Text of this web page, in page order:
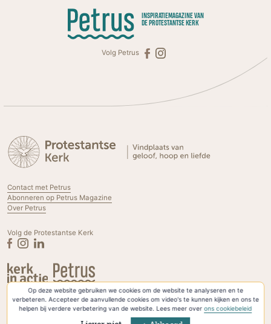
Op deze website gebruiken we cookies om de website te analyseren en te
verbeteren. Accepteer de aanvullende cookies om video's te kunnen kijken en ons te
helpen bij verdere verbetering van de website. Lees meer overons cookiebeleid
INSPIRATIEMAGAZINE VAN
DE PROTESTANTSE KERK
Volg Petrus
Contact met Petrus
Abonneren op Petrus Magazine
Over Petrus
Volg de Protestantse Kerk
Privacyverklaring & Cookies